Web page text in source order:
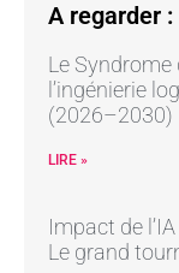
A regarder :
Le Syndrome
l’ingénierie
(2026–2030)
LIRE »
Impact de
Le grand